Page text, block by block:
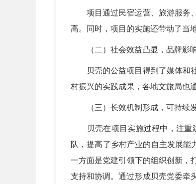
项目通过民宿运营、旅游服务、
高。同时，项目的实施还带动了当
（二）社会效益凸显，品牌影
贝壳的公益项目得到了媒体和社
村振兴的实践成果，各地文旅局也
（三）长效机制形成，可持续
贝壳在项目实施过程中，注重建
队，提高了乡村产业的自主发展能
一方面是党建引领下的组织创新，
支持和协调。通过形成贝壳党委牵